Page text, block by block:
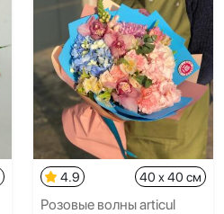
4.9 40 x 40 см
Розовые волны articul